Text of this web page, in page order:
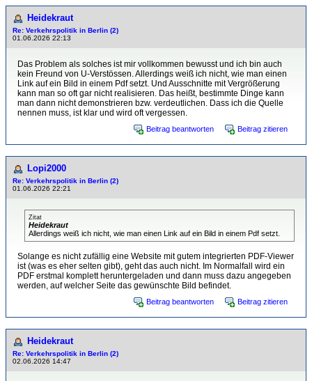
Heidekraut
Re: Verkehrspolitik in Berlin (2)
01.06.2026 22:13
Das Problem als solches ist mir vollkommen bewusst und ich bin auch
kein Freund von U-Verstössen. Allerdings weiß ich nicht, wie man einen
Link auf ein Bild in einem Pdf setzt. Und Ausschnitte mit Vergrößerung
kann man so oft gar nicht realisieren. Das heißt, bestimmte Dinge kann
man dann nicht demonstrieren bzw. verdeutlichen. Dass ich die Quelle
nennen muss, ist klar und wird oft vergessen.
Beitrag beantworten Beitrag zitieren
Lopi2000
Re: Verkehrspolitik in Berlin (2)
01.06.2026 22:21
Zitat
Heidekraut
Allerdings weiß ich nicht, wie man einen Link auf ein Bild in einem Pdf setzt.
Solange es nicht zufällig eine Website mit gutem integrierten PDF-Viewer
ist (was es eher selten gibt), geht das auch nicht. Im Normalfall wird ein
PDF erstmal komplett heruntergeladen und dann muss dazu angegeben
werden, auf welcher Seite das gewünschte Bild befindet.
Beitrag beantworten Beitrag zitieren
Heidekraut
Re: Verkehrspolitik in Berlin (2)
02.06.2026 14:47